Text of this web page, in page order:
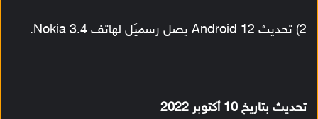
2) تحديث Android 12 يصل رسميًل لهاتف Nokia 3.4.
تحديث بتاريخ 10 أكتوبر 2022